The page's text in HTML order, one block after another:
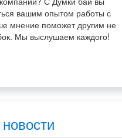
вашим опытом работы с
мнение поможет другим не
Мы выслушаем каждого!